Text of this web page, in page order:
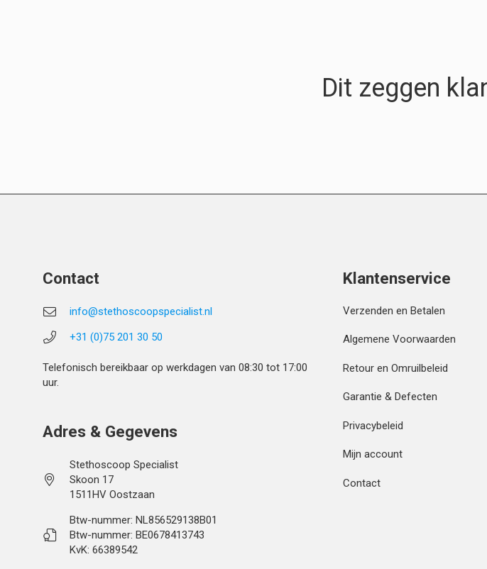
Dit zeggen
Contact
info@stethoscoopspecialist.nl
+31 (0)75 201 30 50
Telefonisch bereikbaar op werkdagen van 08:30 tot 17:00
uur.
Adres & Gegevens
Stethoscoop Specialist
Skoon 17
1511HV Oostzaan
Btw-nummer: NL856529138B01
Btw-nummer: BE0678413743
KvK: 66389542
Klantenservice
Verzenden en Betalen
Algemene Voorwaarden
Retour en Omruilbeleid
Garantie & Defecten
Privacybeleid
Mijn account
Contact